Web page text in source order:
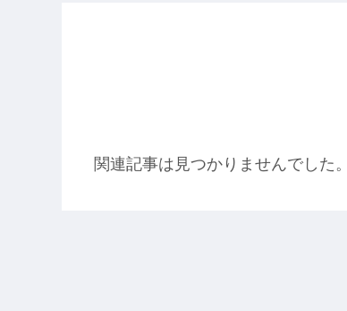
関連記事は見つかりませんでした。